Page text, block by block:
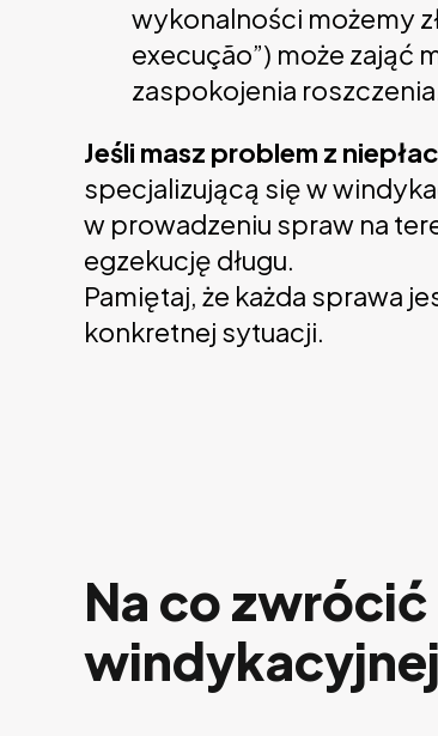
wykonalności możemy
execução”) może zająć
zaspokojenia
Jeśli masz problem z
specjalizującą się w
w prowadzeniu spraw na
egzekucję długu.
Pamiętaj, że każda sprawa
konkretnej sytuacji.
Na co